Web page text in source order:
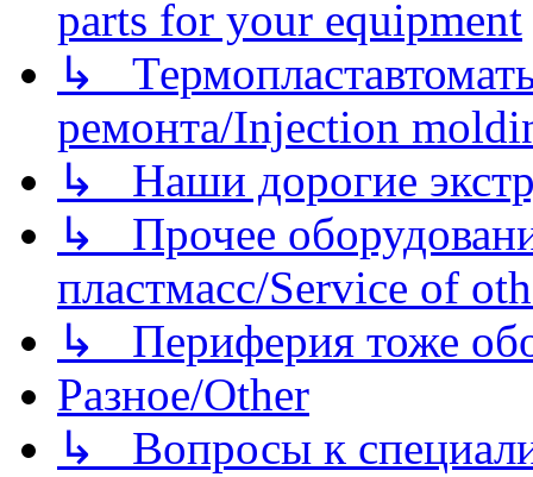
parts for your equipment
↳
ремонта/Injection
↳ Наши дорогие
↳ Прочее
пластмасс/Service of
↳ Периферия тоже
Разное/Other
↳ Вопросы к